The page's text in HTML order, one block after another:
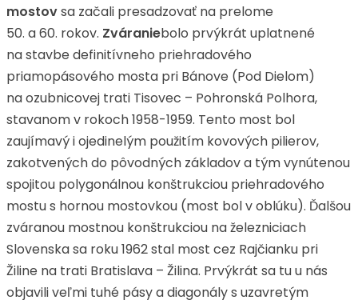
mostovsa začali presadzovať na prelome
50. a 60. rokov. Zváraniebolo prvýkrát uplatnené
na stavbe definitívneho priehradového
priamopásového mosta pri Bánove (Pod Dielom)
na ozubnicovej trati Tisovec – Pohronská Polhora,
stavanom v rokoch 1958-1959. Tento most bol
zaujímavý i ojedinelým použitím kovových pilierov,
zakotvených do pôvodných základov a tým vynútenou
spojitou polygonálnou konštrukciou priehradového
mostu s hornou mostovkou (most bol v oblúku). Ďalšou
zváranou mostnou konštrukciou na železniciach
Slovenska sa roku 1962 stal most cez Rajčianku pri
Žiline na trati Bratislava – Žilina. Prvýkrát sa tu u nás
objavili veľmi tuhé pásy a diagonály s uzavretým